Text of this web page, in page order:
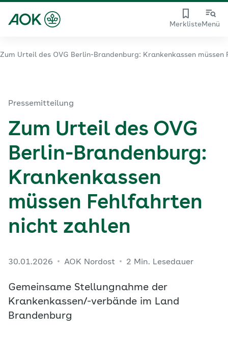
MerklisteMenü
Zum Urteil des OVG Berlin-Brandenburg: Krankenkassen
Pressemitteilung
Zum Urteil des OVG
Berlin-Brandenburg:
Krankenkassen
müssen Fehlfahrten
nicht zahlen
30.01.2026 AOK Nordost 2 Min. Lesedauer
Gemeinsame Stellungnahme der
Krankenkassen/-verbände im Land
Brandenburg